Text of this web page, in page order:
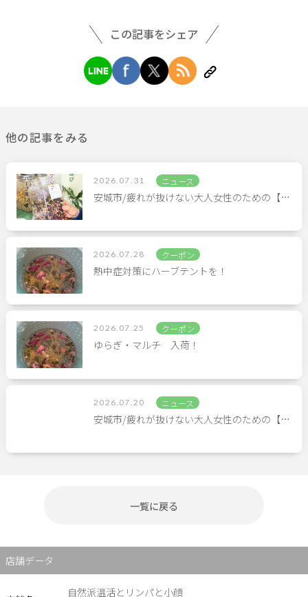
この記事をシェア
他の記事をみる
2026.07.31 ニュース
安城市/疲れが抜けない大人女性のための【…
2026.07.28 クーポン
熱中症対策にハーブテントを！
2026.07.25 クーポン
ゆらぎ・マルチ 入荷！
2026.07.20 ニュース
安城市/疲れが抜けない大人女性のための【…
一覧に戻る
店舗データ
自然派温活とリンパと小顔